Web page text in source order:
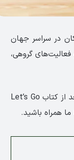
در سراسر جهان
فعالیت‌های گروهی،
سؤال مهمی که پس از پایان دوره آموزشی این مجموعه مطرح می‌شود این است که بعد از کتاب Let’s Go
همراه باشید.